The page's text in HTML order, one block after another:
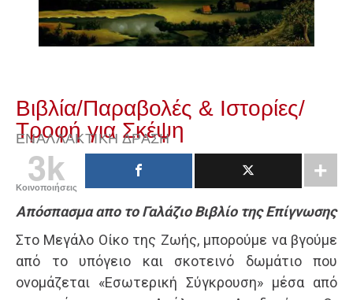
Βιβλία/Παραβολές & Ιστορίες/
Τροφή για Σκέψη
ΕΝΑΛΛΑΚΤΙΚΉ ΔΡΆΣΗ
3k
Κοινοποιήσεις
Απόσπασμα απο το Γαλάζιο Βιβλίο της Επίγνωσης
Στο Μεγάλο Οίκο της Ζωής, μπορούμε να βγούμε
από το υπόγειο και σκοτεινό δωμάτιο που
ονομάζεται «Εσωτερική Σύγκρουση» μέσα από